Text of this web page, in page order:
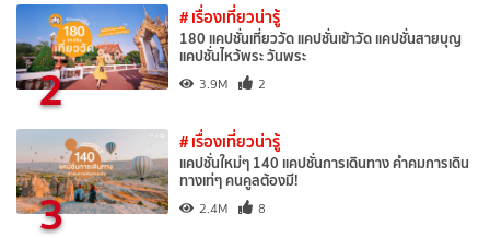
2
# เรื่องเที่ยวน่ารู้
180 แคปชั่นเที่ยววัด แคปชั่นเข้าวัด แคปชั่นสายบุญ
แคปชั่นไหว้พระ วันพระ
3.9M 2
3
# เรื่องเที่ยวน่ารู้
แคปชั่นใหม่ๆ 140 แคปชั่นการเดินทาง คำคมการเดิน
ทางเท่ๆ คนคูลต้องมี!
2.4M 8